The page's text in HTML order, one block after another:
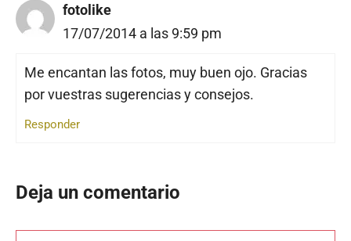
fotolike
17/07/2014 a las 9:59 pm
Me encantan las fotos, muy buen ojo. Gracias
por vuestras sugerencias y consejos.
Responder
Deja un comentario